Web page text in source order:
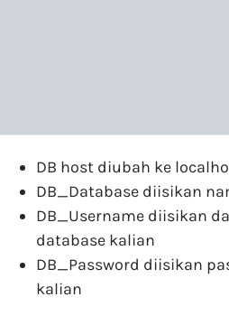
DB host diubah ke
DB_Database diisikan
DB_Username diisikan
database kalian
DB_Password diisikan
kalian